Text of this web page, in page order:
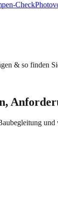
Check
& so finden